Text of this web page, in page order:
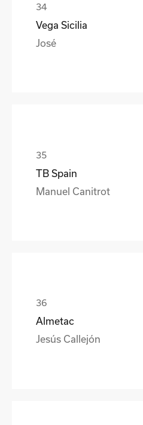
Vega Sicilia
José
TB Spain
Manuel Canitrot
Almetac
Jesús Callejón